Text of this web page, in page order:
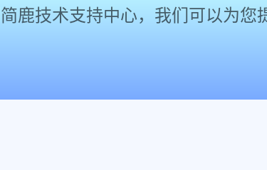
鹿技术支持中心，我们可以为您